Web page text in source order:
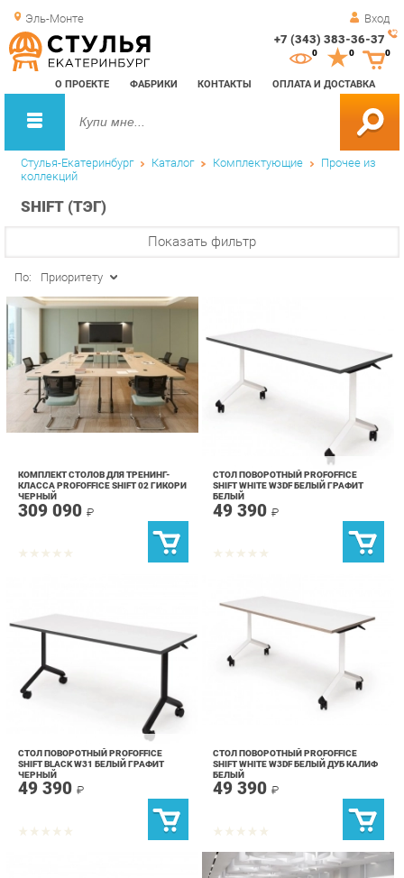
Эль-Монте Вход
+7 (343) 383-36-37
О ПРОЕКТЕ ФАБРИКИ КОНТАКТЫ ОПЛАТА И ДОСТАВКА
0 0
Стулья-Екатеринбург Каталог Комплектующие Прочее из
коллекций
SHIFT (ТЭГ)
ЧЕРНЫЙ
309 090₽
СТОЛ ПОВОРОТНЫЙ PROFOFFICE
SHIFT WHITE W3DF БЕЛЫЙ ГРАФИТ
БЕЛЫЙ
49 390₽
СТОЛ ПОВОРОТНЫЙ PROFOFFICE
SHIFT BLACK W31 БЕЛЫЙ ГРАФИТ
49 390₽ 49 390₽